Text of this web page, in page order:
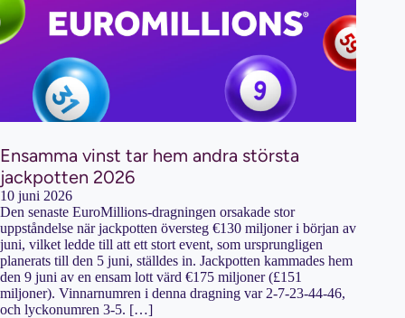
Ensamma vinst tar hem andra största
jackpotten 2026
10 juni 2026
Den senaste EuroMillions-dragningen orsakade stor
uppståndelse när jackpotten översteg €130 miljoner i början av
juni, vilket ledde till att ett stort event, som ursprungligen
planerats till den 5 juni, ställdes in. Jackpotten kammades hem
den 9 juni av en ensam lott värd €175 miljoner (£151
miljoner). Vinnarnumren i denna dragning var 2-7-23-44-46,
och lyckonumren 3-5. […]